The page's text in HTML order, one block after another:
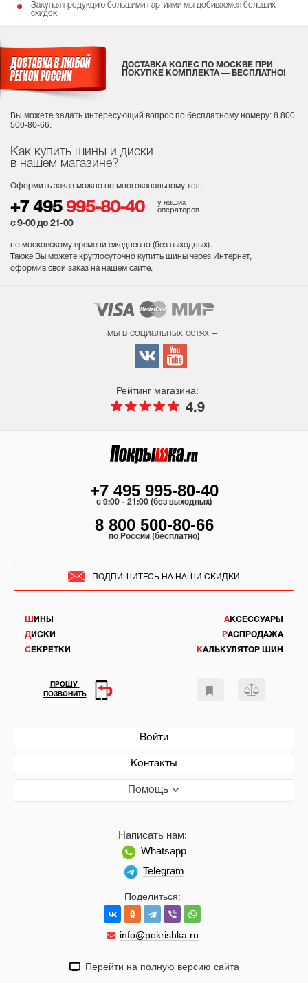
Закупая продукцию большими партиями мы добиваемся больших
скидок.
Как купить шины и диски
в нашем магазине?
Оформить заказ можно по многоканальному тел:
+7 495 995-80-40
у наших
операторов
с 9-00 до 21-00
по московскому времени ежедневно (без выходных).
Также Вы можете круглосуточно купить шины через Интернет,
оформив свой заказ на нашем сайте.
ДОСТАВКА КОЛЕС ПО МОСКВЕ ПРИ
ПОКУПКЕ КОМПЛЕКТА — БЕСПЛАТНО!
Вы можете задать интересующий вопрос по бесплатному номеру: 8 800
500-80-66.
мы в социальных сетях –
Рейтинг магазина:
4.9
ШИНЫ
ДИСКИ
СЕКРЕТКИ
АКСЕССУАРЫ
РАСПРОДАЖА
КАЛЬКУЛЯТОР ШИН
Войти
Контакты
Помощь
Поделиться:
info@pokrishka.ru
Написать нам:
Whatsapp
Telegram
+7 495 995-80-40
c 9:00 - 21:00 (без выходных)
8 800 500-80-66
по России (бесплатно)
ПОДПИШИТЕСЬ НА НАШИ СКИДКИ
ПРОШУ
ПОЗВОНИТЬ
Перейти на полную версию сайта